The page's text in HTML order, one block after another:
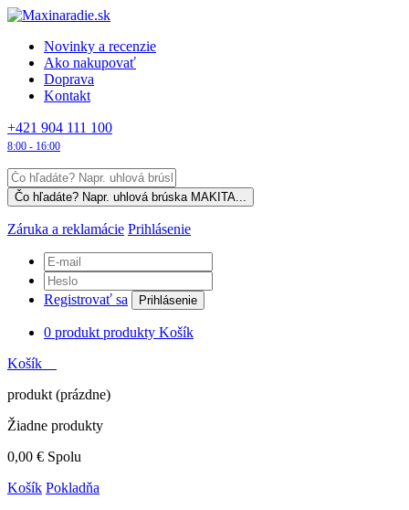
Novinky a recenzie
Ako nakupovať
Doprava
Kontakt
+421 904 111 100
8:00 - 16:00
Záruka a reklamácie Prihlásenie
Registrovať sa Prihlásenie
0 produkt produkty Košík
Košík
produkt (prázdne)
Žiadne produkty
0,00 € Spolu
Košík Pokladňa